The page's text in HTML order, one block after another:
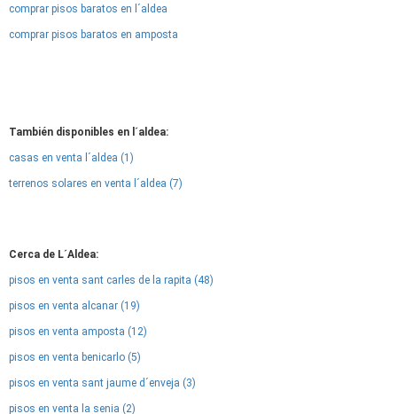
comprar pisos baratos en l´aldea
comprar pisos baratos en amposta
También disponibles en l´aldea:
casas en venta l´aldea (1)
terrenos solares en venta l´aldea (7)
Cerca de L´Aldea:
pisos en venta sant carles de la rapita (48)
pisos en venta alcanar (19)
pisos en venta amposta (12)
pisos en venta benicarlo (5)
pisos en venta sant jaume d´enveja (3)
pisos en venta la senia (2)